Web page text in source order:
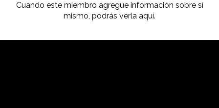
Cuando este miembro agregue información sobre sí
mismo, podrás verla aquí.